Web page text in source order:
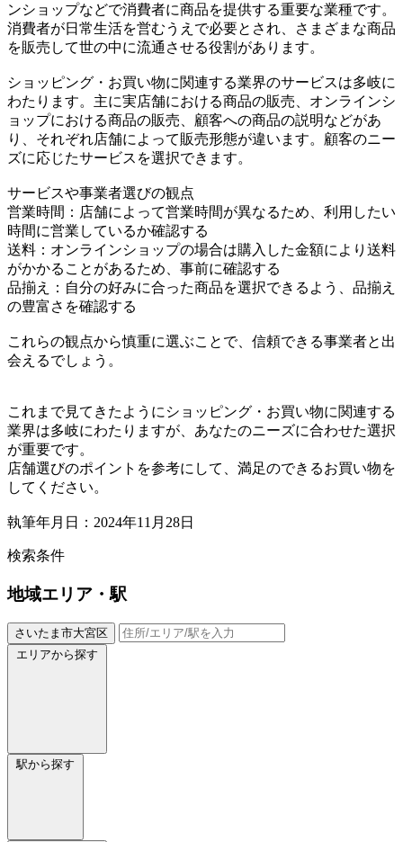
ンショップなどで消費者に商品を提供する重要な業種です。
消費者が日常生活を営むうえで必要とされ、さまざまな商品
を販売して世の中に流通させる役割があります。
ショッピング・お買い物に関連する業界のサービスは多岐に
わたります。主に実店舗における商品の販売、オンラインシ
ョップにおける商品の販売、顧客への商品の説明などがあ
り、それぞれ店舗によって販売形態が違います。顧客のニー
ズに応じたサービスを選択できます。
サービスや事業者選びの観点
営業時間：店舗によって営業時間が異なるため、利用したい
時間に営業しているか確認する
送料：オンラインショップの場合は購入した金額により送料
がかかることがあるため、事前に確認する
品揃え：自分の好みに合った商品を選択できるよう、品揃え
の豊富さを確認する
これらの観点から慎重に選ぶことで、信頼できる事業者と出
会えるでしょう。
これまで見てきたようにショッピング・お買い物に関連する
業界は多岐にわたりますが、あなたのニーズに合わせた選択
が重要です。
店舗選びのポイントを参考にして、満足のできるお買い物を
してください。
執筆年月日：2024年11月28日
検索条件
地域エリア・駅
さいたま市大宮区
エリアから探す
駅から探す